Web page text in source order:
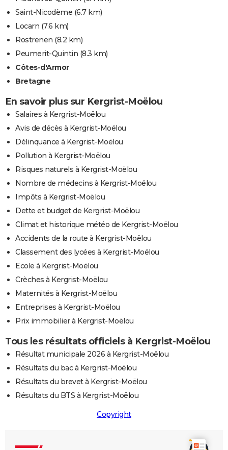
Saint-Nicodème (6.7 km)
Locarn (7.6 km)
Rostrenen (8.2 km)
Peumerit-Quintin (8.3 km)
Côtes-d'Armor
Bretagne
En savoir plus sur Kergrist-Moëlou
Salaires à Kergrist-Moëlou
Avis de décès à Kergrist-Moëlou
Délinquance à Kergrist-Moëlou
Pollution à Kergrist-Moëlou
Risques naturels à Kergrist-Moëlou
Nombre de médecins à Kergrist-Moëlou
Impôts à Kergrist-Moëlou
Dette et budget de Kergrist-Moëlou
Climat et historique météo de Kergrist-Moëlou
Accidents de la route à Kergrist-Moëlou
Classement des lycées à Kergrist-Moëlou
Ecole à Kergrist-Moëlou
Crèches à Kergrist-Moëlou
Maternités à Kergrist-Moëlou
Entreprises à Kergrist-Moëlou
Prix immobilier à Kergrist-Moëlou
Tous les résultats officiels à Kergrist-Moëlou
Résultat municipale 2026 à Kergrist-Moëlou
Résultats du bac à Kergrist-Moëlou
Résultats du brevet à Kergrist-Moëlou
Résultats du BTS à Kergrist-Moëlou
Copyright